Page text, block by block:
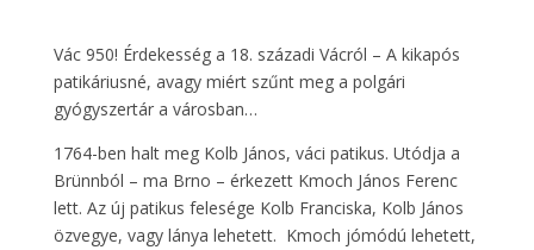
Vác 950! Érdekesség a 18. századi Vácról – A kikapós
patikáriusné, avagy miért szűnt meg a polgári
gyógyszertár a városban…
1764-ben halt meg Kolb János, váci patikus. Utódja a
Brünnból – ma Brno – érkezett Kmoch János Ferenc
lett. Az új patikus felesége Kolb Franciska, Kolb János
özvegye, vagy lánya lehetett. Kmoch jómódú lehetett,